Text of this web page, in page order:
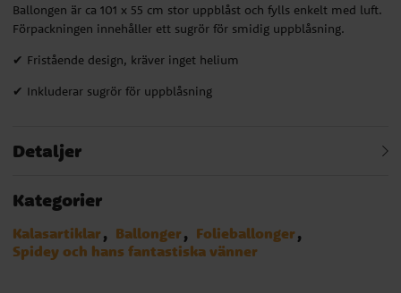
Ballongen är ca 101 x 55 cm stor uppblåst och fylls enkelt med luft.
Förpackningen innehåller ett sugrör för smidig uppblåsning.
✔ Fristående design, kräver inget helium
✔ Inkluderar sugrör för uppblåsning
Detaljer
Kategorier
Kalasartiklar Ballonger
Folieballonger
Spidey och hans fantastiska vänner